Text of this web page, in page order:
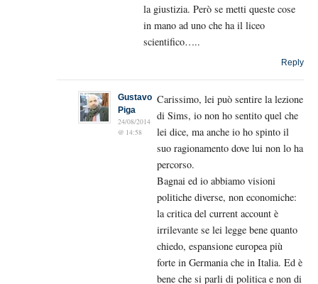
la giustizia. Però se metti queste cose
in mano ad uno che ha il liceo
scientifico…..
Reply
Gustavo
Piga
24/08/2014
@ 14:58
Carissimo, lei può sentire la lezione
di Sims, io non ho sentito quel che
lei dice, ma anche io ho spinto il
suo ragionamento dove lui non lo ha
percorso.
Bagnai ed io abbiamo visioni
politiche diverse, non economiche:
la critica del current account è
irrilevante se lei legge bene quanto
chiedo, espansione europea più
forte in Germania che in Italia. Ed è
bene che si parli di politica e non di